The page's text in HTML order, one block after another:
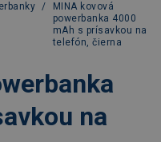
/
MINA kovová
powerbanka 4000
mAh s prísavkou na
telefón, čierna
na